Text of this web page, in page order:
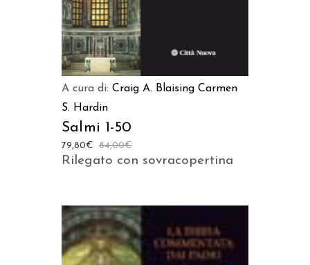
A cura di: Craig A. Blaising Carmen
S. Hardin
Salmi 1-50
84,00€
79,80€
Rilegato con sovracopertina